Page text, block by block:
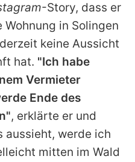
Richtlinien
-Story, dass er
Wohnung in Solingen
keine Aussicht
hat. "Ich habe
Vermieter
Ende des
, erklärte er und
aussieht, werde ich
mitten im Wald